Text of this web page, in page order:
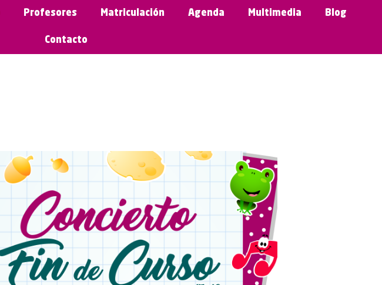
Profesores Matriculación Agenda Multimedia Blog
Contacto